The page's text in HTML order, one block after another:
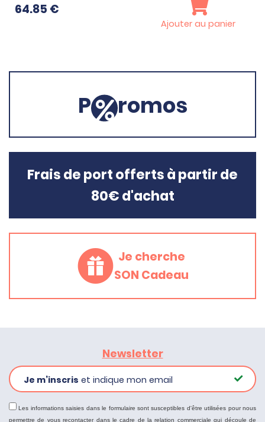
64.85 €
Ajouter au panier
P romos
Frais de port offerts à partir de
80€ d'achat
Je cherche
SON Cadeau
Newsletter
Je m’inscris et indique mon email
Les informations saisies dans le formulaire sont susceptibles d'être utilisées pour nous
permettre de vous recontacter dans le cadre de la relation commerciale qui découle de